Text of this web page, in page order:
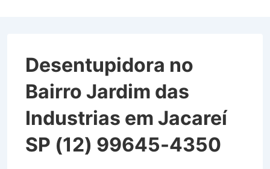
Desentupidora no
Bairro Jardim das
Industrias em Jacareí
SP (12) 99645-4350